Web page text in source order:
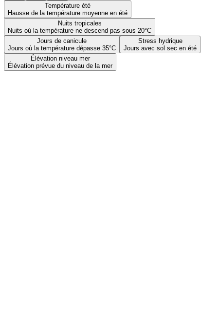
Température été
Hausse de la température moyenne en été
Nuits tropicales
Nuits où la température ne descend pas sous 20°C
Jours de canicule
Jours où la température dépasse 35°C
Stress hydrique
Jours avec sol sec en été
Élévation niveau mer
Élévation prévue du niveau de la mer